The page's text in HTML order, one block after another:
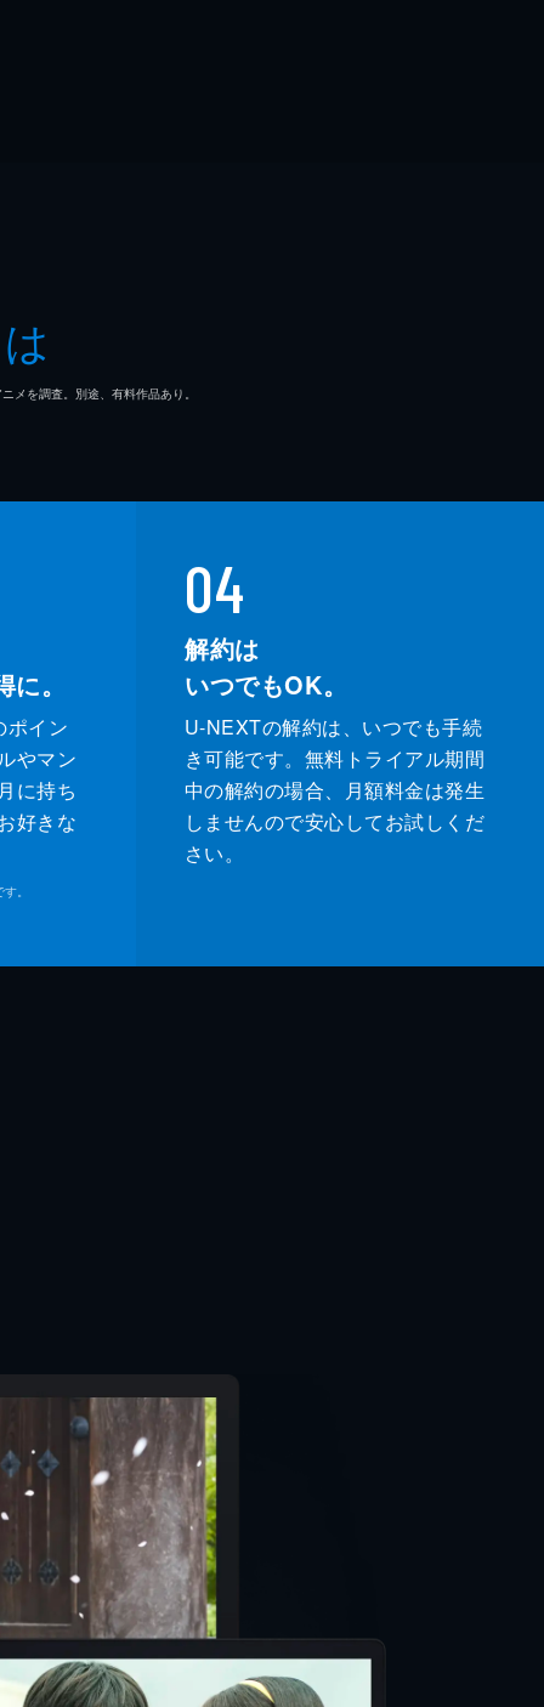
を調査。別途、有料作品あり。
。
ポイン
やマン
に持ち
好きな
。
04
解約は
いつでもOK。
U-NEXTの解約は、いつでも手続
き可能です。無料トライアル期間
中の解約の場合、月額料金は発生
しませんので安心してお試しくだ
さい。